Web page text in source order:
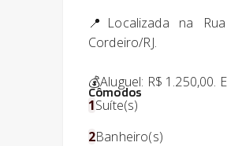
📍Localizada na
Cordeiro/RJ.
💰Aluguel: R$
Cômodos
1Suíte(s)
2Banheiro(s)